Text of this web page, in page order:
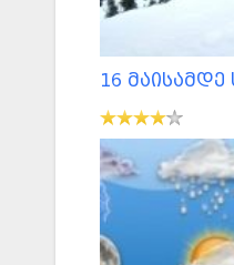
16